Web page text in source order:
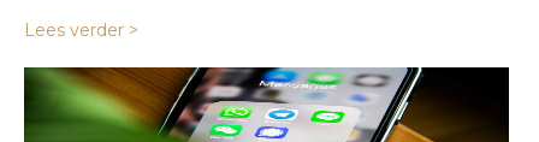
Lees verder >